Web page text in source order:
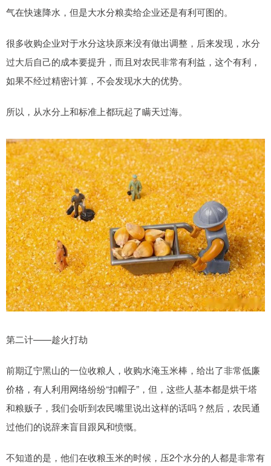
气在快速降水，但是大水分粮卖给企业还是有利可图的。
很多收购企业对于水分这块原来没有做出调整，后来发现，水分
过大后自己的成本要提升，而且对农民非常有利益，这个有利，
如果不经过精密计算，不会发现水大的优势。
所以，从水分上和标准上都玩起了瞒天过海。
第二计——趁火打劫
前期辽宁黑山的一位收粮人，收购水淹玉米棒，给出了非常低廉
价格，有人利用网络纷纷“扣帽子”，但，这些人基本都是烘干塔
和粮贩子，我们会听到农民嘴里说出这样的话吗？然后，农民通
过他们的说辞来盲目跟风和愤慨。
不知道的是，他们在收粮玉米的时候，压2个水分的人都是非常有